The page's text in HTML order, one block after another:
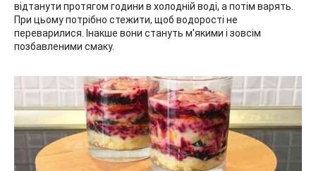
відтанути протягом години в холодній воді, а потім варять.
При цьому потрібно стежити, щоб водорості не
переварилися. Інакше вони стануть м’якими і зовсім
позбавленими смаку.